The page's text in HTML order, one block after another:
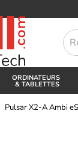
ORDINATEURS
& TABLETTES
Pulsar X2-A Ambi